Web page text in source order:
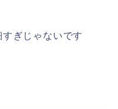
ぎじゃないです